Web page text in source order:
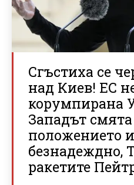
Сгъстиха се
над Киев! ЕС
корумпирана
Западът смята
положението
безнадеждно,
ракетите